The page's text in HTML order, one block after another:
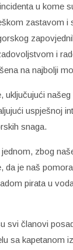
u kome
zastavom i
i
na najbolji
uključujući
uspješnoj
snaga.
zbog
da je naš
pirata u
svi članovi
sa kapetanom